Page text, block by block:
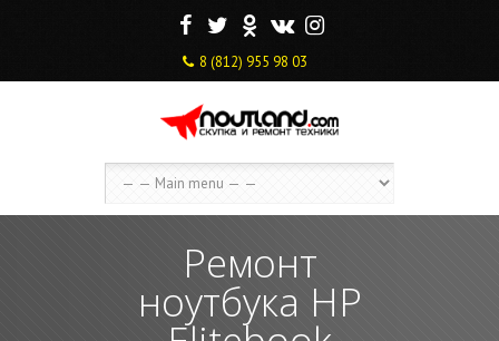
F T O V I
8 (812) 955 98 03
Ремонт
ноутбука HP